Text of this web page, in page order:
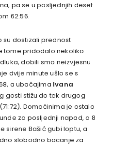
pa se u posljednjih deset
62:56.
su dostizali prednost
tome pridodalo nekoliko
dobili smo neizvjesnu
dvije minute ušlo se s
a ubačajima Ivana
gosti stižu do tek drugog
Domaćinima je ostalo
za posljednji napad, a 8
sirene Bašić gubi loptu, a
slobodno bacanje za